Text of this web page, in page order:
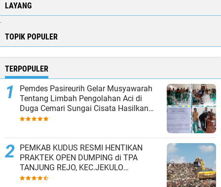
LAYANG
.
TOPIK POPULER
TERPOPULER
Pemdes Pasireurih Gelar Musyawarah
Tentang Limbah Pengolahan Aci di
Duga Cemari Sungai Cisata Hasilkan
Kesepakatan Tutup Sementara
PEMKAB KUDUS RESMI HENTIKAN
PRAKTEK OPEN DUMPING di TPA
TANJUNG REJO, KEC.JEKULO
KAB.KUDUS,BERLAKUKAN SISTEM